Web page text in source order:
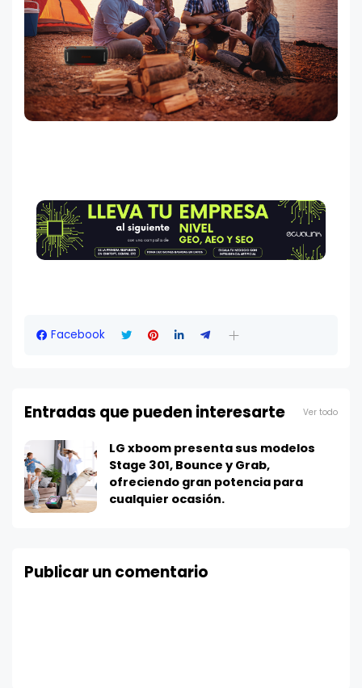
Facebook
Entradas que pueden interesarte Ver todo
LG xboom presenta sus modelos
Stage 301, Bounce y Grab,
ofreciendo gran potencia para
cualquier ocasión.
Publicar un comentario